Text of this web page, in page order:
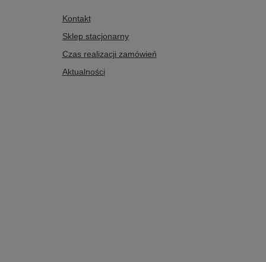
Kontakt
Sklep stacjonarny
Czas realizacji zamówień
Aktualności